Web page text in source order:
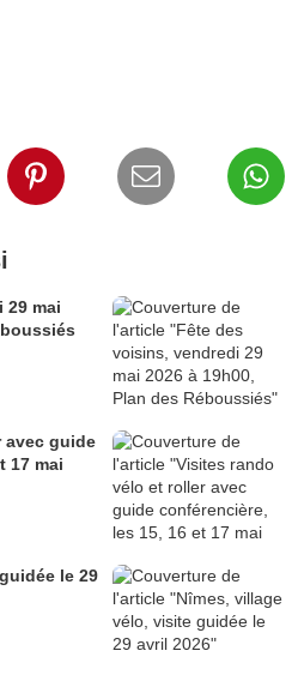
29 mai
avec guide
17 mai
le 29